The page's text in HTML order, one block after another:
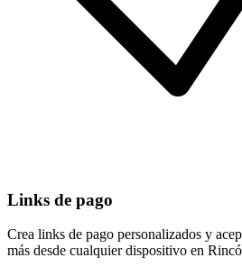
Links de pago
Crea links de pago personalizados y
más desde cualquier dispositivo en